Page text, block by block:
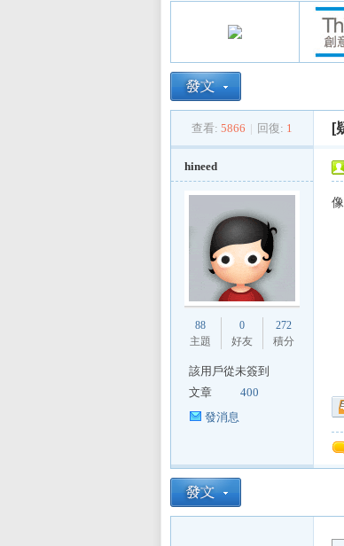
PA» ›
查看: 5866 | 回復: 1 [
hineed
88
主題
0
好友
272
積分
該用戶從未簽到
文章
400
發消息